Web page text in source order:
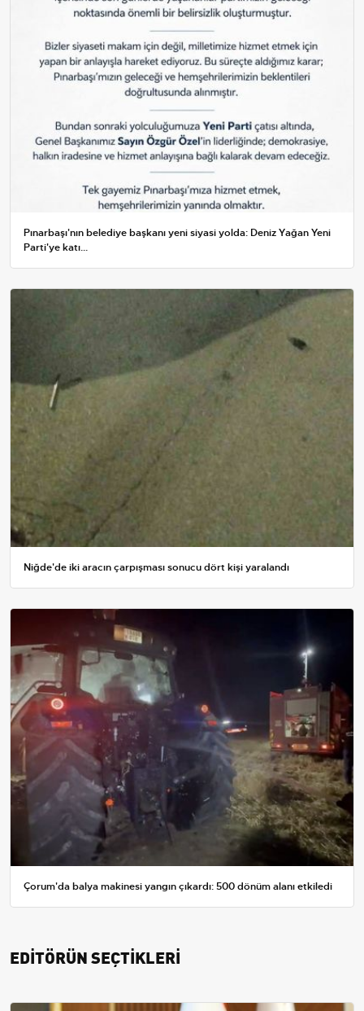
Pınarbaşı'nın belediye başkanı yeni siyasi yolda: Deniz Yağan Yeni
Parti'ye katı...
Niğde'de iki aracın çarpışması sonucu dört kişi yaralandı
Çorum'da balya makinesi yangın çıkardı: 500 dönüm alanı etkiledi
EDİTÖRÜN SEÇTİKLERİ